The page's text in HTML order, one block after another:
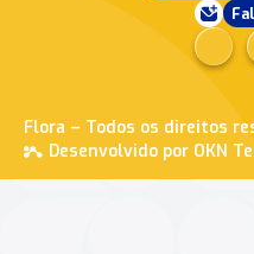
Flora – Todos os direitos
Desenvolvido por OKN